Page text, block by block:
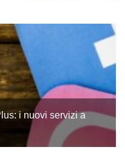
i nuovi servizi a